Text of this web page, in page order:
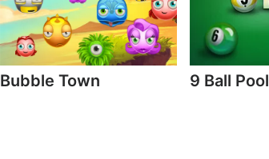
Bubble Town 9 Ball Pool